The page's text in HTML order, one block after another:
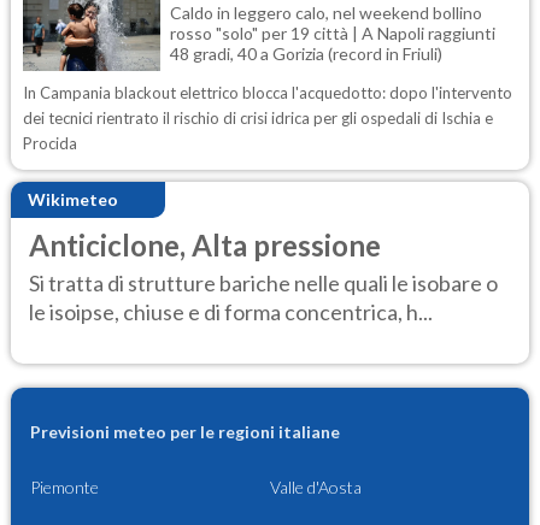
Caldo in leggero calo, nel weekend bollino
rosso "solo" per 19 città | A Napoli raggiunti
48 gradi, 40 a Gorizia (record in Friuli)
In Campania blackout elettrico blocca l'acquedotto: dopo l'intervento
dei tecnici rientrato il rischio di crisi idrica per gli ospedali di Ischia e
Procida
Wikimeteo
Anticiclone, Alta pressione
Si tratta di strutture bariche nelle quali le isobare o
le isoipse, chiuse e di forma concentrica, h...
Previsioni meteo per le regioni italiane
Piemonte Valle d'Aosta